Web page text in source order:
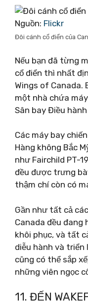
Nguồn: Flickr
Đôi cánh cổ điển của
Nếu bạn đã từng
cổ điển thì nhất
Wings of Canada.
một nhà chứa
Sân bay Điều
Các máy bay
Hàng không Bắc
như Fairchild PT-
đều được trưng
thậm chí còn có
Gần như tất cả
Canada đều đang
khôi phục, và tất
diễu hành và triển
cũng có thể sắp
những viên ngọc
11. ĐẾN